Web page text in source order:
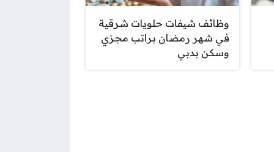
وظائف شيفات حلويات شرقية
في شهر رمضان براتب مجزي
وسكن بدبي